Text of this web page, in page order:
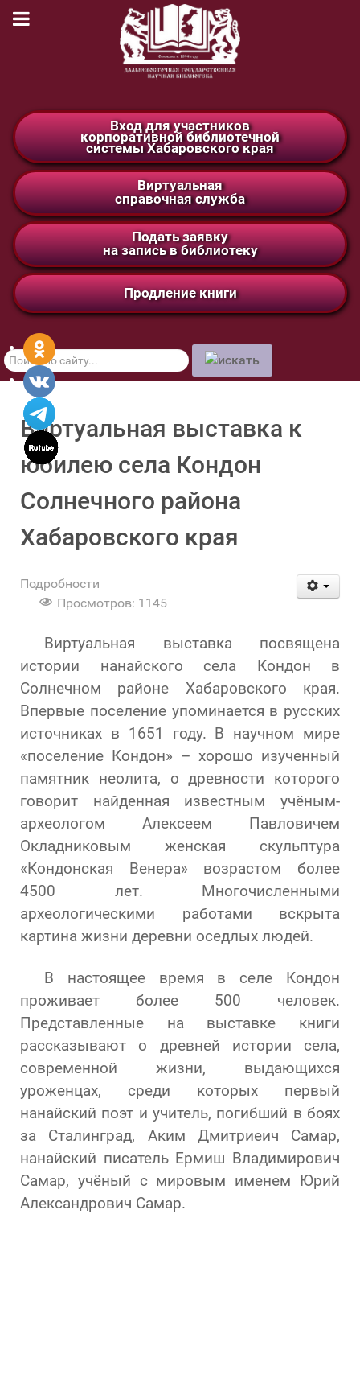
Вход для участников
корпоративной библиотечной
системы Хабаровского края
Виртуальная
справочная служба
Подать заявку
на запись в библиотеку
Продление книги
Поиск
по
сайту
Виртуальная выставка к
юбилею села Кондон
Солнечного района
Хабаровского края
Подробности
Просмотров: 1145
Виртуальная выставка посвящена
истории нанайского села Кондон в
Солнечном районе Хабаровского края.
Впервые поселение упоминается в русских
источниках в 1651 году. В научном мире
«поселение Кондон» – хорошо изученный
памятник неолита, о древности которого
говорит найденная известным учёным-
археологом Алексеем Павловичем
Окладниковым женская скульптура
«Кондонская Венера» возрастом более
4500 лет. Многочисленными
археологическими работами вскрыта
картина жизни деревни оседлых людей.
В настоящее время в селе Кондон
проживает более 500 человек.
Представленные на выставке книги
рассказывают о древней истории села,
современной жизни, выдающихся
уроженцах, среди которых первый
нанайский поэт и учитель, погибший в боях
за Сталинград, Аким Дмитриеич Самар,
нанайский писатель Ермиш Владимирович
Самар, учёный с мировым именем Юрий
Александрович Самар.